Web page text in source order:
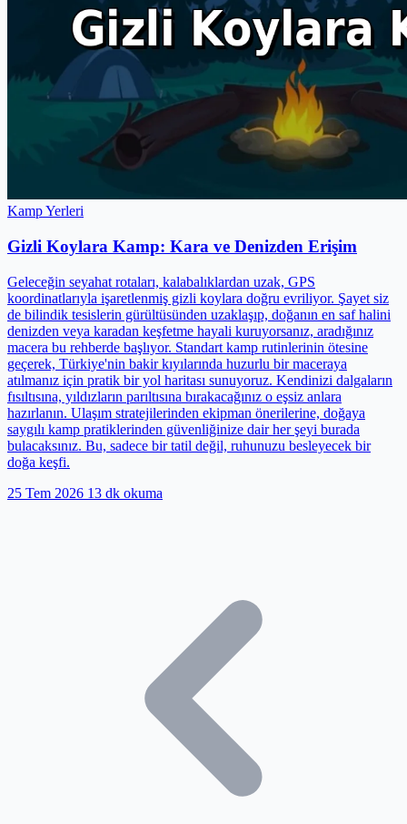
Kamp Yerleri
Gizli Koylara Kamp: Kara ve Denizden Erişim
Geleceğin seyahat rotaları, kalabalıklardan uzak, GPS
koordinatlarıyla işaretlenmiş gizli koylara doğru evriliyor. Şayet siz
de bilindik tesislerin gürültüsünden uzaklaşıp, doğanın en saf halini
denizden veya karadan keşfetme hayali kuruyorsanız, aradığınız
macera bu rehberde başlıyor. Standart kamp rutinlerinin ötesine
geçerek, Türkiye'nin bakir kıyılarında huzurlu bir maceraya
atılmanız için pratik bir yol haritası sunuyoruz. Kendinizi dalgaların
fısıltısına, yıldızların parıltısına bırakacağınız o eşsiz anlara
hazırlanın. Ulaşım stratejilerinden ekipman önerilerine, doğaya
saygılı kamp pratiklerinden güvenliğinize dair her şeyi burada
bulacaksınız. Bu, sadece bir tatil değil, ruhunuzu besleyecek bir
doğa keşfi.
25 Tem 2026 13 dk okuma